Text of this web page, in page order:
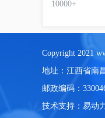
10000+
Copyright 2021
地址：江西省南
邮政编码：
技术支持： 易动